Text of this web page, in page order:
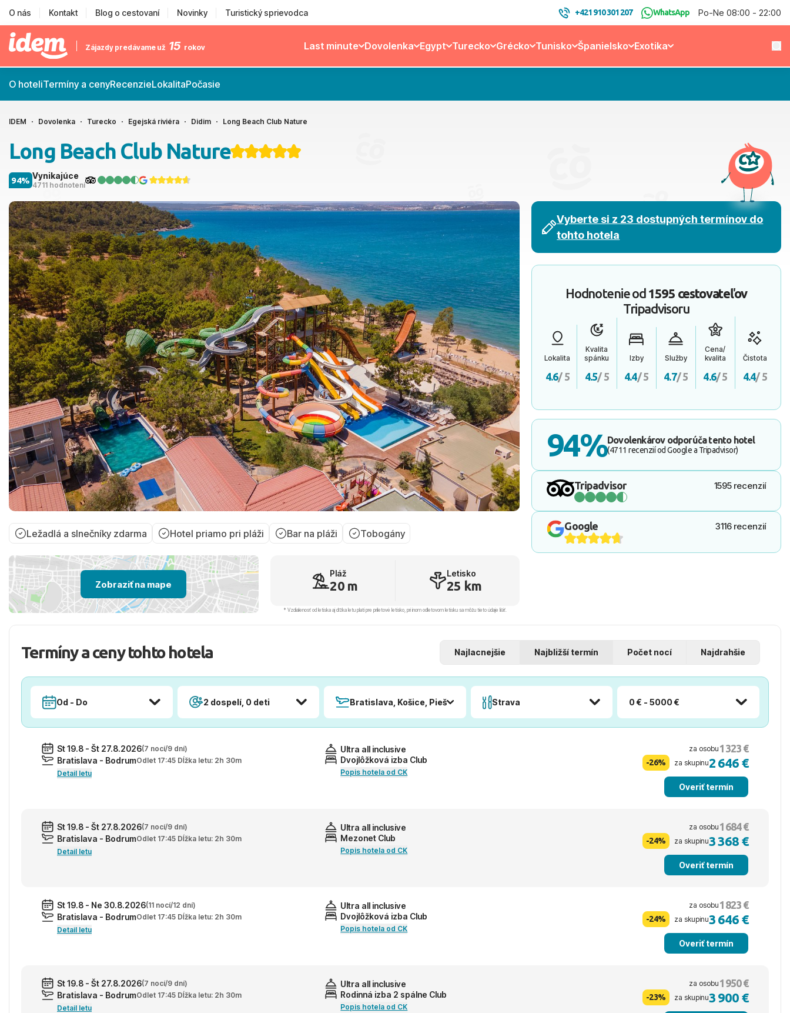
O nás Kontakt Blog o cestovaní Novinky Turistický sprievodca +421 910 301 207 WhatsApp Po-Ne 08:00 - 22:00
Zájazdy predávame už 15 rokov Last minute Dovolenka Egypt Turecko Grécko Tunisko Španielsko Exotika
O hoteliTermíny a cenyRecenzieLokalitaPočasie
IDEM Dovolenka Turecko Egejská riviéra Didim Long Beach Club Nature
Long Beach Club Nature
Vynikajúce
4711 hodnotení
94%
Ležadlá a slnečníky zdarma Hotel priamo pri pláži Bar na pláži Tobogány
Vyberte si z 23 dostupných termínov do
tohto hotela
Hodnotenie od 1595 cestovateľov
Tripadvisoru
Lokalita
4.6/ 5
Kvalita
spánku
4.5/ 5
Izby
4.4/ 5
Služby
4.7/ 5
Cena/
kvalita
4.6/ 5
Čistota
4.4/ 5
94%Dovolenkárov odporúča tento hotel
(4711 recenzií od Google a Tripadvisor)
Tripadvisor 1595 recenzií
Google 3116 recenzií
Zobraziť na mape
Pláž
20 m
Letisko
25 km
* Vzdialenosť od letiska aj dľžka letu platí pre príletové letisko, pri inom odletovom letisku sa môžu tieto údaje líšiť.
Termíny a ceny tohto hotela Najlacnejšie Najbližší termín Počet nocí Najdrahšie
Od - Do 2 dospelí, 0 deti Bratislava, Košice, Piešťany, PopradStrava 0 € - 5000 €
St 19.8 - Št 27.8.2026(7 nocí/9 dní)
Bratislava - BodrumOdlet 17:45 Dĺžka letu: 2h 30m
Detail letu
Ultra all inclusive
Dvojlôžková izba Club
Popis hotela od CK
za osobu 1 323 €
-26% za skupinu2 646 €
Overiť termín
St 19.8 - Št 27.8.2026(7 nocí/9 dní)
Bratislava - BodrumOdlet 17:45 Dĺžka letu: 2h 30m
Detail letu
Ultra all inclusive
Mezonet Club
Popis hotela od CK
za osobu 1 684 €
-24% za skupinu3 368 €
Overiť termín
St 19.8 - Ne 30.8.2026(11 nocí/12 dní)
Bratislava - BodrumOdlet 17:45 Dĺžka letu: 2h 30m
Detail letu
Ultra all inclusive
Dvojlôžková izba Club
Popis hotela od CK
za osobu 1 823 €
-24% za skupinu3 646 €
Overiť termín
St 19.8 - Št 27.8.2026(7 nocí/9 dní)
Bratislava - BodrumOdlet 17:45 Dĺžka letu: 2h 30m
Detail letu
Ultra all inclusive
Rodinná izba 2 spálne Club
Popis hotela od CK
za osobu 1 950 €
-23% za skupinu3 900 €